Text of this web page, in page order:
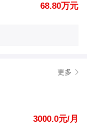
68.80万元
更多
3000.0元/月